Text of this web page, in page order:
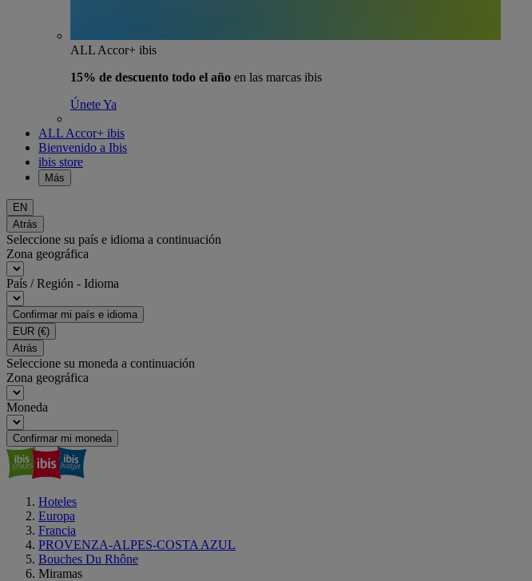
ALL Accor+ ibis
15% de descuento todo el año en las marcas ibis
Únete Ya
ALL Accor+ ibis
Bienvenido a Ibis
ibis store
Más
EN
Atrás
Seleccione su país e idioma a continuación
Zona geográfica
País / Región - Idioma
Confirmar mi país e idioma
EUR (€)
Atrás
Seleccione su moneda a continuación
Zona geográfica
Moneda
Confirmar mi moneda
Hoteles
Europa
Francia
PROVENZA-ALPES-COSTA AZUL
Bouches Du Rhône
Miramas